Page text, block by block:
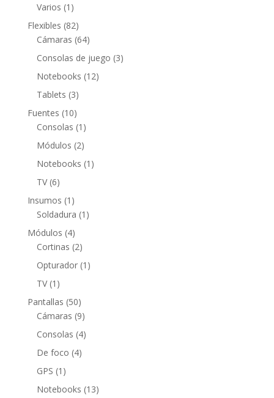
Varios 1 1
producto
Flexibles 8282
productos
Cámaras 6464
productos
Consolas de juego 33
Notebooks 1212
Tablets 33
productos
Fuentes 1010
productos
Consolas 1 1
producto
Módulos 22
productos
Notebooks 1 1
TV 66
productos
Insumos 1 1
producto
Soldadura 1 1
Módulos 44
productos
Cortinas 22
productos
Opturador 1 1
TV 1 1
producto
Pantallas 5050
productos
Cámaras 99
productos
Consolas 44
De foco 44
GPS 1 1
producto
Notebooks 1313